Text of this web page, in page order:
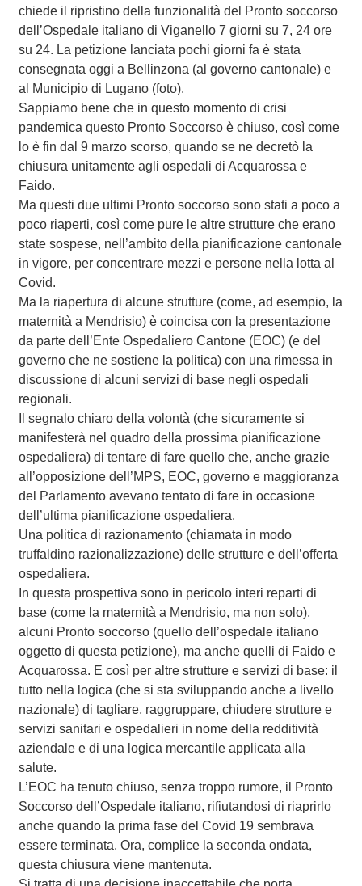
chiede il ripristino della funzionalità del Pronto soccorso
dell’Ospedale italiano di Viganello 7 giorni su 7, 24 ore
su 24. La petizione lanciata pochi giorni fa è stata
consegnata oggi a Bellinzona (al governo cantonale) e
al Municipio di Lugano (foto).
Sappiamo bene che in questo momento di crisi
pandemica questo Pronto Soccorso è chiuso, così come
lo è fin dal 9 marzo scorso, quando se ne decretò la
chiusura unitamente agli ospedali di Acquarossa e
Faido.
Ma questi due ultimi Pronto soccorso sono stati a poco a
poco riaperti, così come pure le altre strutture che erano
state sospese, nell’ambito della pianificazione cantonale
in vigore, per concentrare mezzi e persone nella lotta al
Covid.
Ma la riapertura di alcune strutture (come, ad esempio, la
maternità a Mendrisio) è coincisa con la presentazione
da parte dell’Ente Ospedaliero Cantone (EOC) (e del
governo che ne sostiene la politica) con una rimessa in
discussione di alcuni servizi di base negli ospedali
regionali.
Il segnalo chiaro della volontà (che sicuramente si
manifesterà nel quadro della prossima pianificazione
ospedaliera) di tentare di fare quello che, anche grazie
all’opposizione dell’MPS, EOC, governo e maggioranza
del Parlamento avevano tentato di fare in occasione
dell’ultima pianificazione ospedaliera.
Una politica di razionamento (chiamata in modo
truffaldino razionalizzazione) delle strutture e dell’offerta
ospedaliera.
In questa prospettiva sono in pericolo interi reparti di
base (come la maternità a Mendrisio, ma non solo),
alcuni Pronto soccorso (quello dell’ospedale italiano
oggetto di questa petizione), ma anche quelli di Faido e
Acquarossa. E così per altre strutture e servizi di base: il
tutto nella logica (che si sta sviluppando anche a livello
nazionale) di tagliare, raggruppare, chiudere strutture e
servizi sanitari e ospedalieri in nome della redditività
aziendale e di una logica mercantile applicata alla
salute.
L’EOC ha tenuto chiuso, senza troppo rumore, il Pronto
Soccorso dell’Ospedale italiano, rifiutandosi di riaprirlo
anche quando la prima fase del Covid 19 sembrava
essere terminata. Ora, complice la seconda ondata,
questa chiusura viene mantenuta.